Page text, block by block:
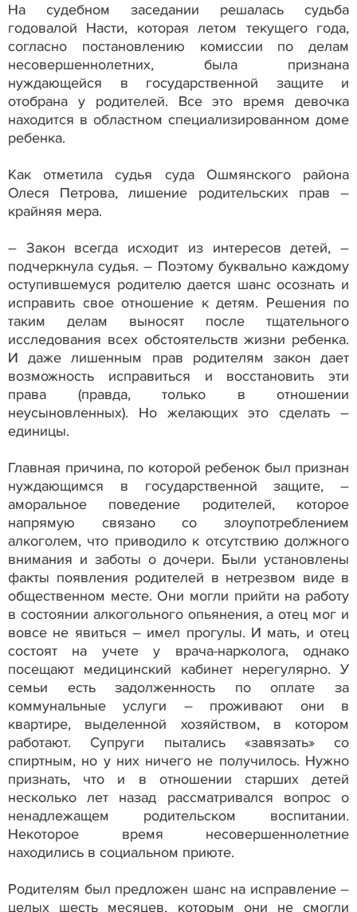
На судебном заседании решалась судьба
годовалой Насти, которая летом текущего года,
согласно постановлению комиссии по делам
несовершеннолетних, была признана
нуждающейся в государственной защите и
отобрана у родителей. Все это время девочка
находится в областном специализированном доме
ребенка.
Как отметила судья суда Ошмянского района
Олеся Петрова, лишение родительских прав –
крайняя мера.
– Закон всегда исходит из интересов детей, –
подчеркнула судья. – Поэтому буквально каждому
оступившемуся родителю дается шанс осознать и
исправить свое отношение к детям. Решения по
таким делам выносят после тщательного
исследования всех обстоятельств жизни ребенка.
И даже лишенным прав родителям закон дает
возможность исправиться и восстановить эти
права (правда, только в отношении
неусыновленных). Но желающих это сделать –
единицы.
Главная причина, по которой ребенок был признан
нуждающимся в государственной защите, –
аморальное поведение родителей, которое
напрямую связано со злоупотреблением
алкоголем, что приводило к отсутствию должного
внимания и заботы о дочери. Были установлены
факты появления родителей в нетрезвом виде в
общественном месте. Они могли прийти на работу
в состоянии алкогольного опьянения, а отец мог и
вовсе не явиться – имел прогулы. И мать, и отец
состоят на учете у врача-нарколога, однако
посещают медицинский кабинет нерегулярно. У
семьи есть задолженность по оплате за
коммунальные услуги – проживают они в
квартире, выделенной хозяйством, в котором
работают. Супруги пытались «завязать» со
спиртным, но у них ничего не получилось. Нужно
признать, что и в отношении старших детей
несколько лет назад рассматривался вопрос о
ненадлежащем родительском воспитании.
Некоторое время несовершеннолетние
находились в социальном приюте.
Родителям был предложен шанс на исправление –
целых шесть месяцев, которым они не смогли